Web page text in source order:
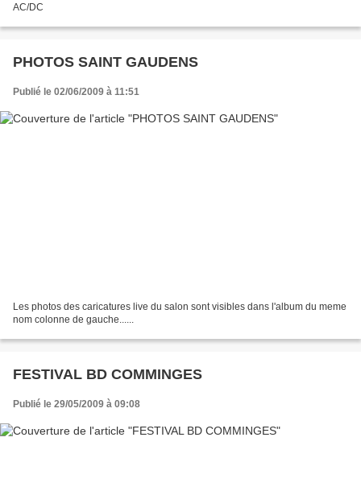
AC/DC
PHOTOS SAINT GAUDENS
Publié le 02/06/2009 à 11:51
Les photos des caricatures live du salon sont visibles dans l'album du meme
nom colonne de gauche......
FESTIVAL BD COMMINGES
Publié le 29/05/2009 à 09:08